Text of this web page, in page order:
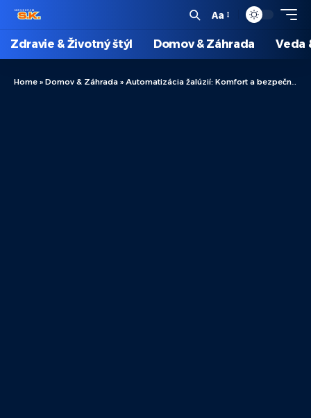
Aa
Zdravie & Životný štýl Domov & Záhrada Veda
Home » Domov & Záhrada » Automatizácia žalúzií: Komfort a bezpečnosť v moderných domácnostiach